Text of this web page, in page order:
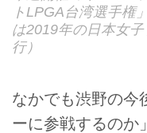
トLPGA台湾選手権
は2019年の日本女
行）
なかでも渋野の今
ーに参戦するのか